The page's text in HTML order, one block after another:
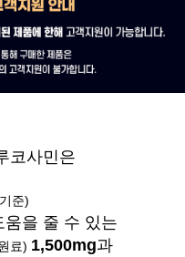
코사민은
준)
을 줄 수 있는
료) 1,500mg과